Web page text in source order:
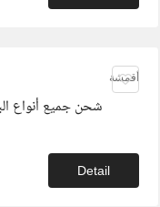
أقمشة
شحن جميع أنواع
Detail